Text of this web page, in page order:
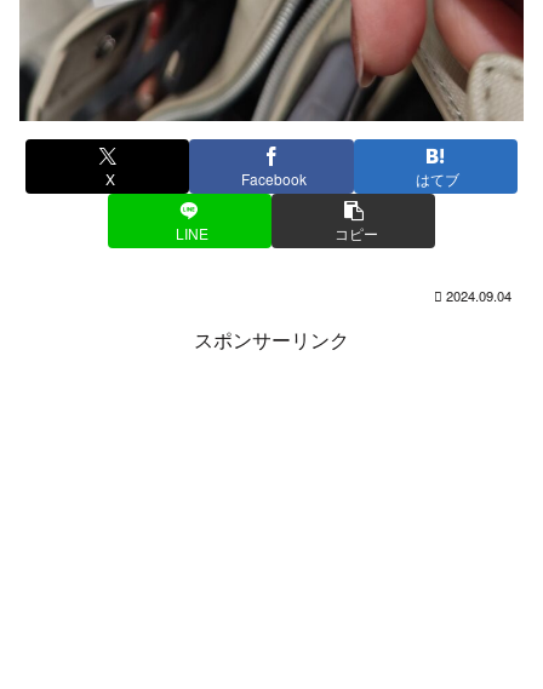
X Facebook はてブ
LINE コピー
2024.09.04
スポンサーリンク